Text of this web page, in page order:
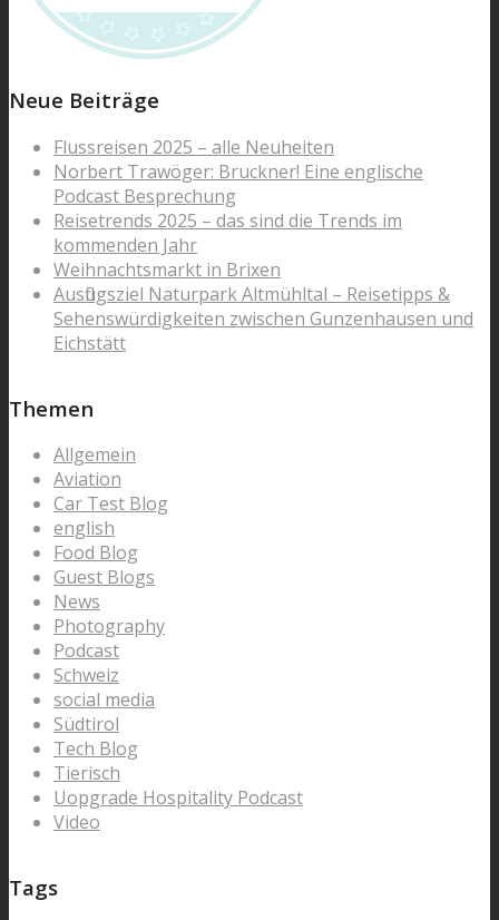
Neue Beiträge
Flussreisen 2025 – alle Neuheiten
Norbert Trawöger: Bruckner! Eine englische
Podcast Besprechung
Reisetrends 2025 – das sind die Trends im
kommenden Jahr
Weihnachtsmarkt in Brixen
Ausflugsziel Naturpark Altmühltal – Reisetipps &
Sehenswürdigkeiten zwischen Gunzenhausen und
Eichstätt
Themen
Allgemein
Aviation
Car Test Blog
english
Food Blog
Guest Blogs
News
Photography
Podcast
Schweiz
social media
Südtirol
Tech Blog
Tierisch
Uopgrade Hospitality Podcast
Video
Tags